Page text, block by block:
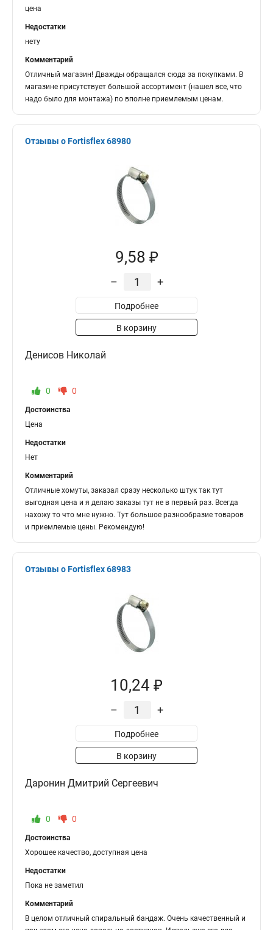
цена
Недостатки
нету
Комментарий
Отличный магазин! Дважды обращался сюда за покупками. В
магазине присутствует большой ассортимент (нашел все, что
надо было для монтажа) по вполне приемлемым ценам.
Отзывы о Fortisflex 68980
9,58 ₽
– +
Подробнее
В корзину
Денисов Николай
0 0
Достоинства
Цена
Недостатки
Нет
Комментарий
Отличные хомуты, заказал сразу несколько штук так тут
выгодная цена и я делаю заказы тут не в первый раз. Всегда
нахожу то что мне нужно. Тут большое разнообразие товаров
и приемлемые цены. Рекомендую!
Отзывы о Fortisflex 68983
10,24 ₽
– +
Подробнее
В корзину
Даронин Дмитрий Сергеевич
0 0
Достоинства
Хорошее качество, доступная цена
Недостатки
Пока не заметил
Комментарий
В целом отличный спиральный бандаж. Очень качественный и